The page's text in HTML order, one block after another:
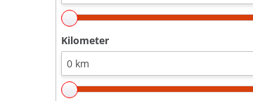
Kilometer